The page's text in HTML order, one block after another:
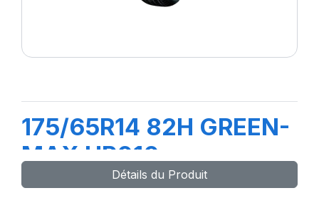
175/65R14 82H GREEN-
MAX HP010
Détails du Produit